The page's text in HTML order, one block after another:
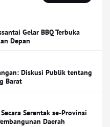
Gelar BBQ Terbuka
Depan
Diskusi Publik tentang
Barat
Serentak se-Provinsi
Daerah